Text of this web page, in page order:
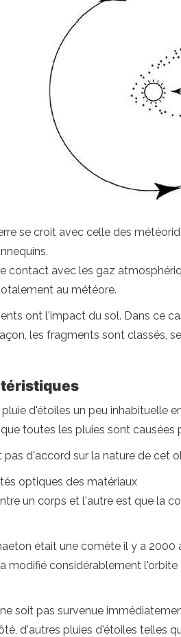
se croit avec celle des
contact avec les gaz
au météore.
ont l'impact du sol. Dans ce
les fragments sont classés,
d'étoiles un peu inhabituelle
toutes les pluies sont causées
d'accord sur la nature de cet
optiques des matériaux
un corps et l'autre est que la
était une comète il y a
modifié considérablement
soit pas survenue
d'autres pluies d'étoiles telles